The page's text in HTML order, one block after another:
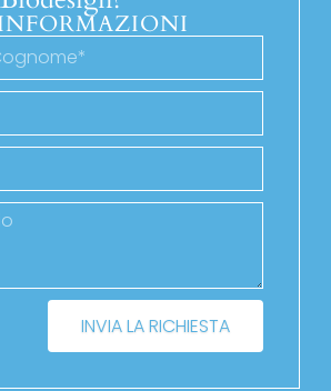
INVIA LA RICHIESTA